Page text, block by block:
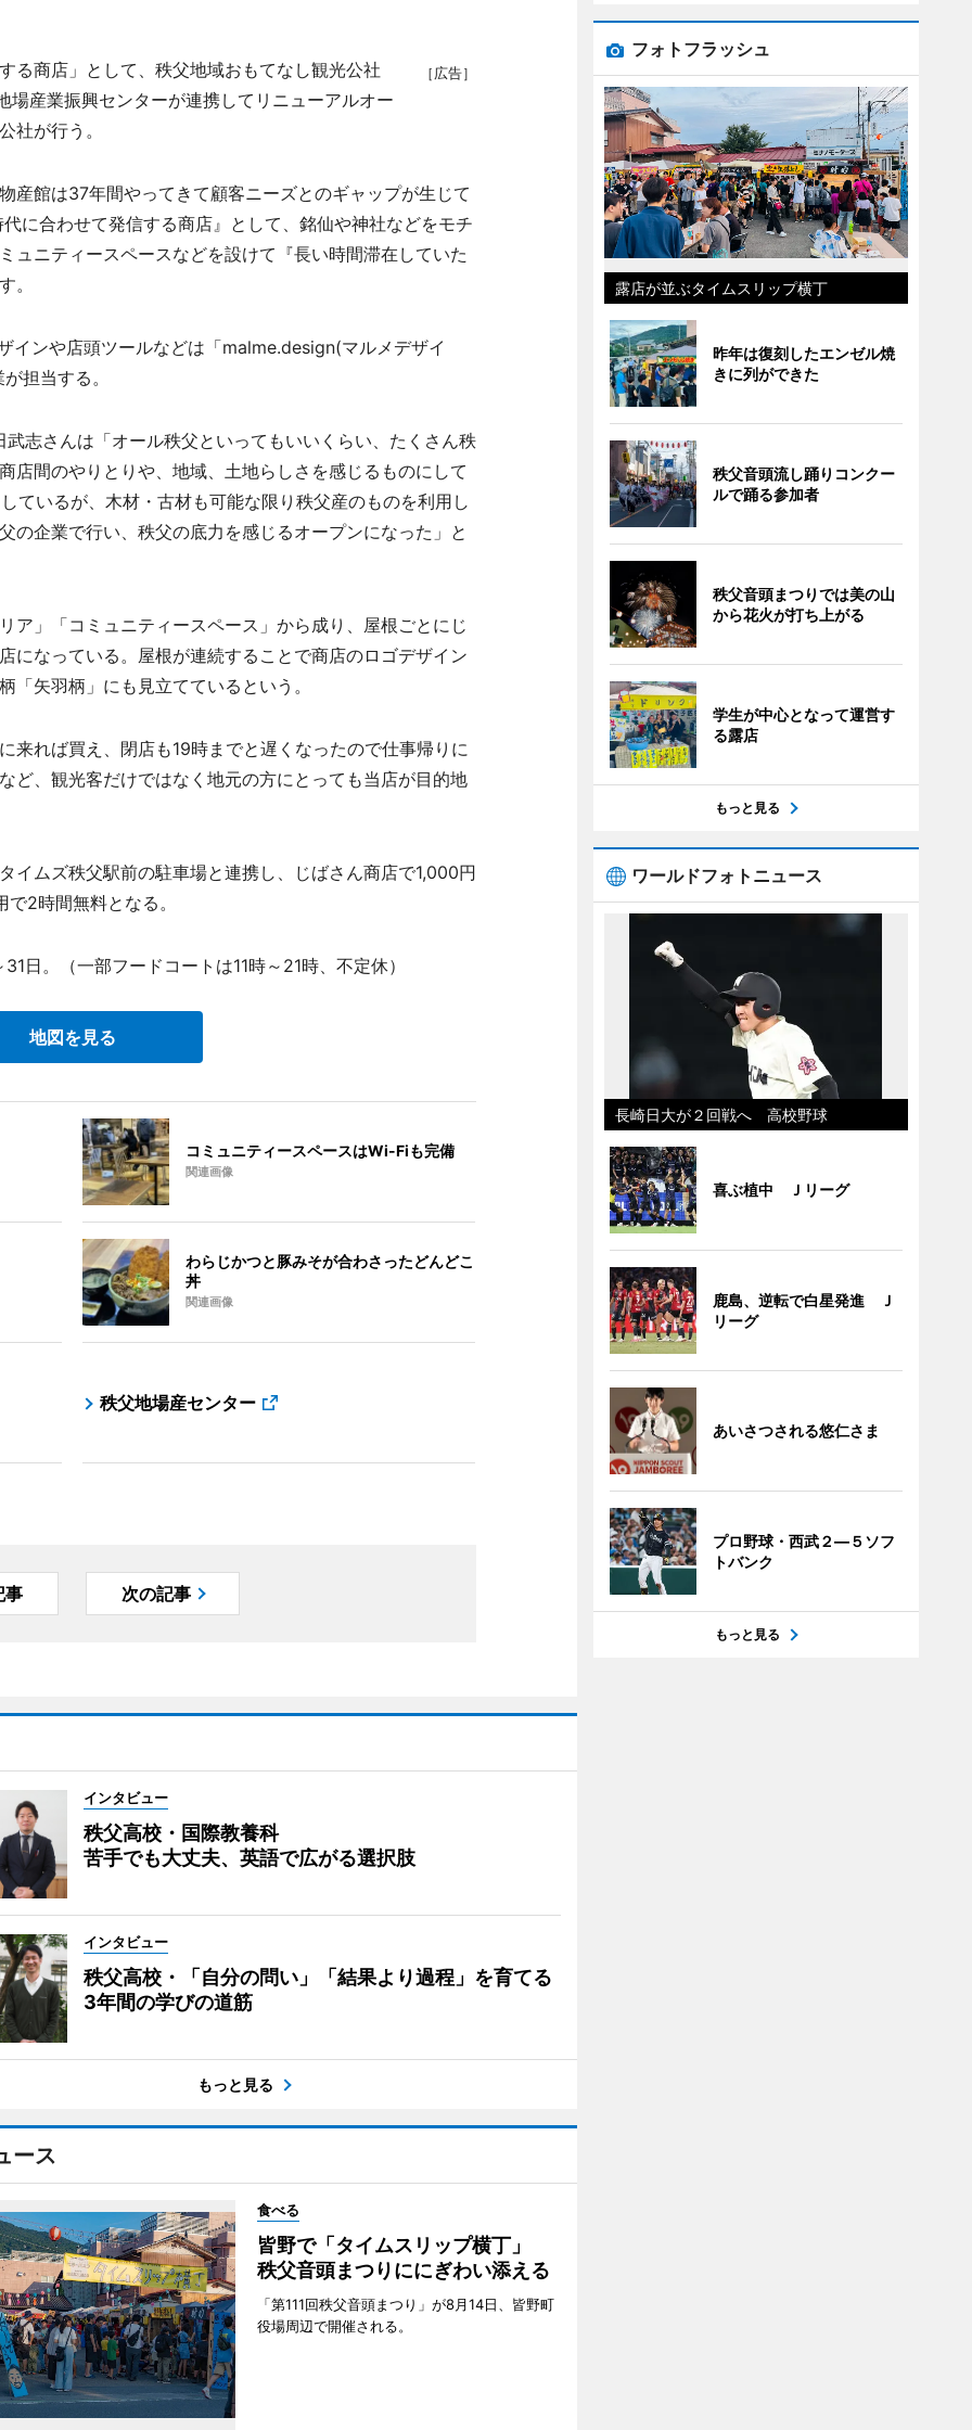
［広告］
商店」として、秩父地域おもてなし観光公社
産業振興センターが連携してリニューアルオー
社が行う。
館は37年間やってきて顧客ニーズとのギャップが生じて
に合わせて発信する商店』として、銘仙や神社などをモチ
ュニティースペースなどを設けて『長い時間滞在していた
。
ンや店頭ツールなどは「malme.design(マルメデザイ
担当する。
さんは「オール秩父といってもいいくらい、たくさん秩
店間のやりとりや、地域、土地らしさを感じるものにして
ているが、木材・古材も可能な限り秩父産のものを利用し
の企業で行い、秩父の底力を感じるオープンになった」と
」「コミュニティースペース」から成り、屋根ごとにじ
になっている。屋根が連続することで商店のロゴデザイン
矢羽柄」にも見立てているという。
れば買え、閉店も19時までと遅くなったので仕事帰りに
ど、観光客だけではなく地元の方にとっても当店が目的地
ムズ秩父駅前の駐車場と連携し、じばさん商店で1,000円
2時間無料となる。
日。（一部フードコートは11時～21時、不定休）
地図を見る
コミュニティースペースはWi-Fiも完備
関連画像
わらじかつと豚みそが合わさったどんどこ
丼
関連画像
秩父地場産センター
事 次の記事
インタビュー
秩父高校・国際教養科
苦手でも大丈夫、英語で広がる選択肢
インタビュー
秩父高校・「自分の問い」「結果より過程」を育てる
3年間の学びの道筋
もっと見る
ース
食べる
皆野で「タイムスリップ横丁」
秩父音頭まつりににぎわい添える
「第111回秩父音頭まつり」が8月14日、皆野町
役場周辺で開催される。
フォトフラッシュ
露店が並ぶタイムスリップ横丁
昨年は復刻したエンゼル焼
きに列ができた
秩父音頭流し踊りコンクー
ルで踊る参加者
秩父音頭まつりでは美の山
から花火が打ち上がる
学生が中心となって運営す
る露店
もっと見る
ワールドフォトニュース
長崎日大が２回戦へ 高校野球
喜ぶ植中 Ｊリーグ
鹿島、逆転で白星発進 Ｊ
リーグ
あいさつされる悠仁さま
プロ野球・西武２―５ソフ
トバンク
もっと見る